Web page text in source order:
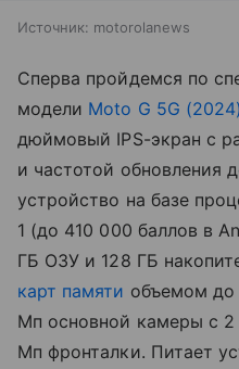
Источник: motorolanews
Сперва пройдемся по
модели Moto G 5G (2024)
дюймовый IPS-экран с
и частотой обновления
устройство на базе
1 (до 410 000 баллов в
ГБ ОЗУ и 128 ГБ
карт памяти объемом до
Мп основной камеры с
Мп фронталки. Питает